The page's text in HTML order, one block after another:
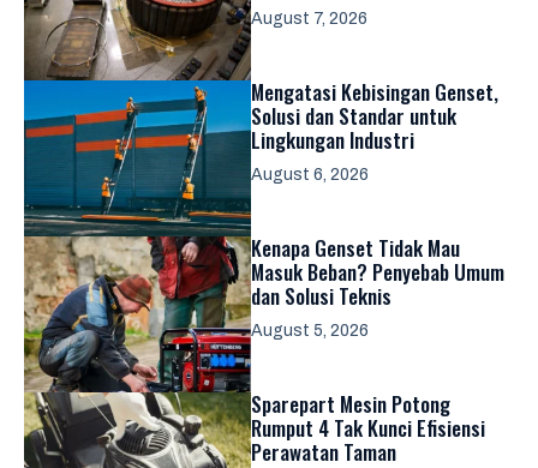
August 7, 2026
Mengatasi Kebisingan Genset,
Solusi dan Standar untuk
Lingkungan Industri
August 6, 2026
Kenapa Genset Tidak Mau
Masuk Beban? Penyebab Umum
dan Solusi Teknis
August 5, 2026
Sparepart Mesin Potong
Rumput 4 Tak Kunci Efisiensi
Perawatan Taman